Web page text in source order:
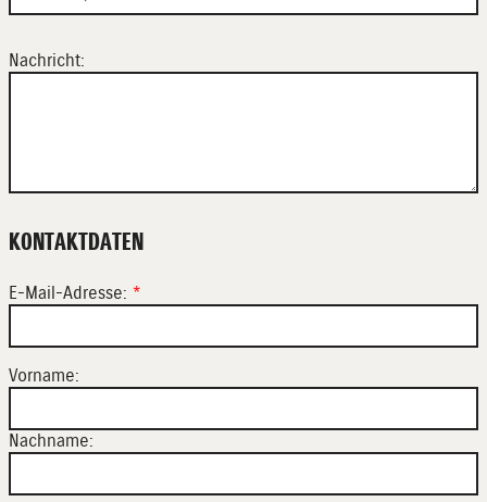
Nachricht:
KONTAKTDATEN
E-Mail-Adresse: *
Vorname:
Nachname: